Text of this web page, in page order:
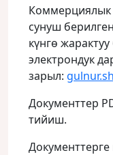
Коммерциялык
сунуш
күнгө
электрондук
зарыл:
Документтер
тийиш.
Документтерге